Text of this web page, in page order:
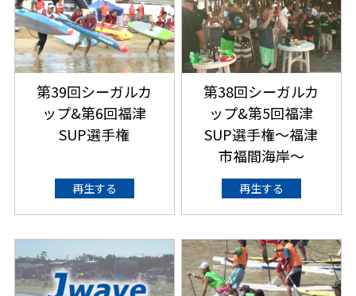
第39回シーガルカ
ップ&第6回福津
SUP選手権
再生する
第38回シーガルカ
ップ&第5回福津
SUP選手権～福津
市福間海岸～
再生する